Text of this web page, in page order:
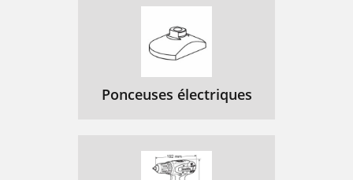
Ponceuses électriques